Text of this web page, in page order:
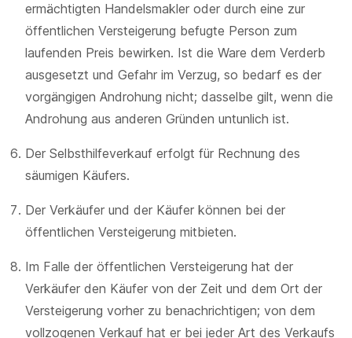
ermächtigten Handelsmakler oder durch eine zur
öffentlichen Versteigerung befugte Person zum
laufenden Preis bewirken. Ist die Ware dem Verderb
ausgesetzt und Gefahr im Verzug, so bedarf es der
vorgängigen Androhung nicht; dasselbe gilt, wenn die
Androhung aus anderen Gründen untunlich ist.
Der Selbsthilfeverkauf erfolgt für Rechnung des
säumigen Käufers.
Der Verkäufer und der Käufer können bei der
öffentlichen Versteigerung mitbieten.
Im Falle der öffentlichen Versteigerung hat der
Verkäufer den Käufer von der Zeit und dem Ort der
Versteigerung vorher zu benachrichtigen; von dem
vollzogenen Verkauf hat er bei jeder Art des Verkaufs